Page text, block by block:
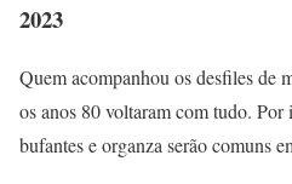
2023
Quem acompanhou os desfiles de
os anos 80 voltaram com tudo. Por
bufantes e organza serão comuns